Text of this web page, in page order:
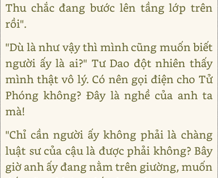
Thu chắc đang bước lên tầng lớp trên
rồi".
"Dù là như vậy thì mình cũng muốn biết
người ấy là ai?" Tư Dao đột nhiên thấy
mình thật vô lý. Có nên gọi điện cho Tử
Phóng không? Đây là nghề của anh ta
mà!
"Chỉ cần người ấy không phải là chàng
luật sư của cậu là được phải không? Bây
giờ anh ấy đang nằm trên giường, muốn